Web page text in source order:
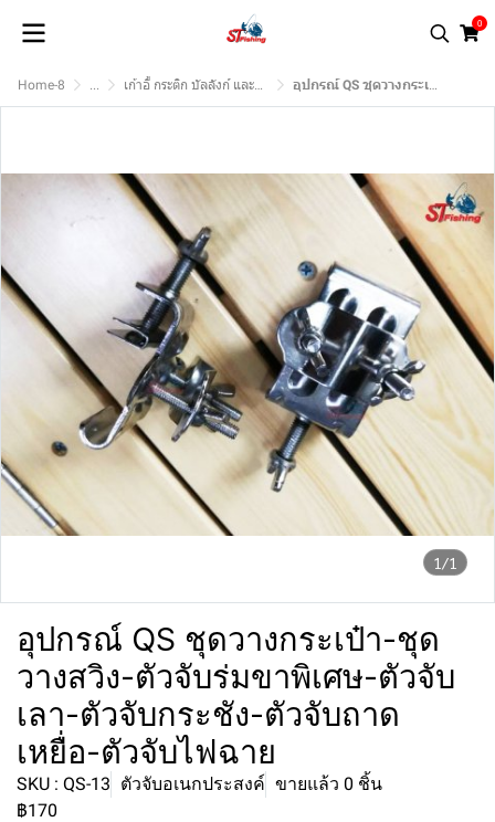
0
Home-8 ... เก้าอี้ กระติก บัลลังก์ และอุปกรณ์. อุปกรณ์ QS ชุดวางกระเป๋า-ชุดวางสวิง-ตัวจับร่มขาพิเศษ-ตัวจับเลา-ตัวจับกระชัง-ตัวจับถาดเหยื่อ-ตัวจับไฟฉาย
1/1
อุปกรณ์ QS ชุดวางกระเป๋า-ชุด
วางสวิง-ตัวจับร่มขาพิเศษ-ตัวจับ
เลา-ตัวจับกระชัง-ตัวจับถาด
เหยื่อ-ตัวจับไฟฉาย
SKU : QS-13 ตัวจับอเนกประสงค์ ขายแล้ว 0 ชิ้น
฿170